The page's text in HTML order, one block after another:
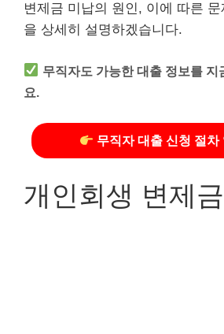
변제금 미납의 원인, 이에 따른
을 상세히 설명하겠습니다.
무직자도 가능한 대출 정보를 지
요.
무직자 대출 신청 절차
개인회생 변제